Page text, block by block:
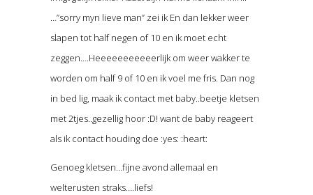
…”sorry myn lieve man” zei ik En dan lekker weer
slapen tot half negen of 10 en ik moet echt
zeggen….Heeeeeeeeeeerlijk om weer wakker te
worden om half 9 of 10 en ik voel me fris. Dan nog
in bed lig, maak ik contact met baby..beetje kletsen
met 2tjes..gezellig hoor :D! want de baby reageert
als ik contact houding doe :yes: :heart:
Genoeg kletsen…fijne avond allemaal en
welterusten straks….liefs!